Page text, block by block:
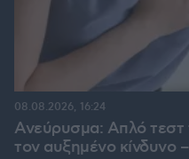
Ανεύρυσμα: Απλό τεστ
τον αυξημένο κίνδυνο –
08.08.2026, 16:24